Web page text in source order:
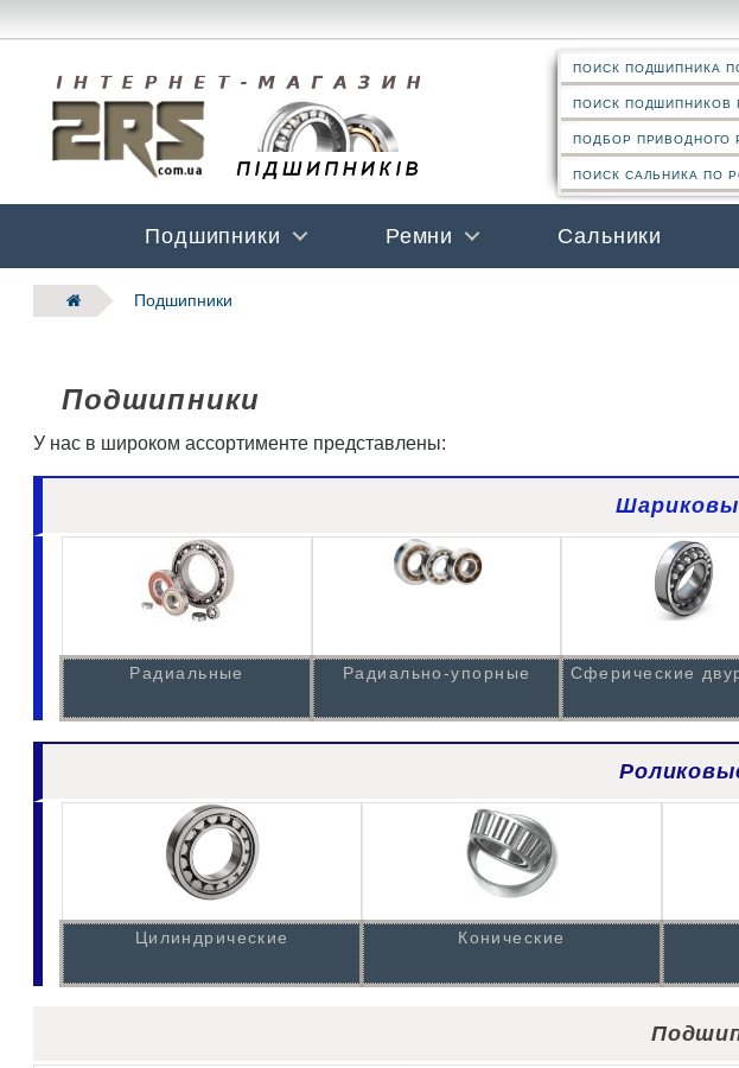
ПОИСК ПОДШИПНИКА
ПОИСК ПОДШИПНИКОВ
ПОДБОР ПРИВОДНОГО
ПОИСК САЛЬНИКА ПО
Подшипники Ремни Сальники
Подшипники
Подшипники
У нас в широком ассортименте представлены:
Радиальные Радиально-упорные Сферические
Цилиндрические Конические